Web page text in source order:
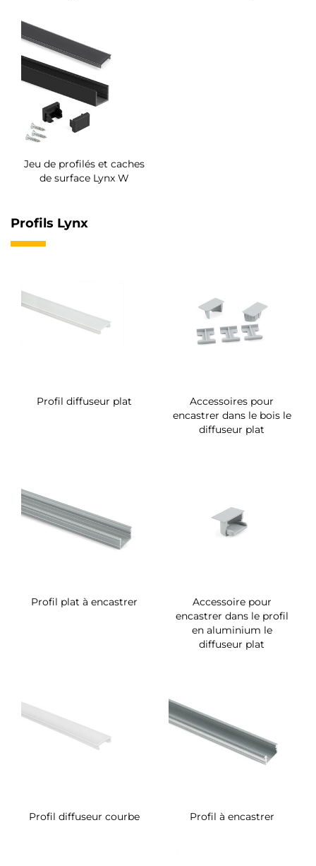
Jeu de profilés et caches
de surface Lynx W
Profils Lynx
Profil diffuseur plat
Accessoires pour
encastrer dans le bois le
diffuseur plat
Profil plat à encastrer
Accessoire pour
encastrer dans le profil
en aluminium le
diffuseur plat
Profil diffuseur courbe Profil à encastrer